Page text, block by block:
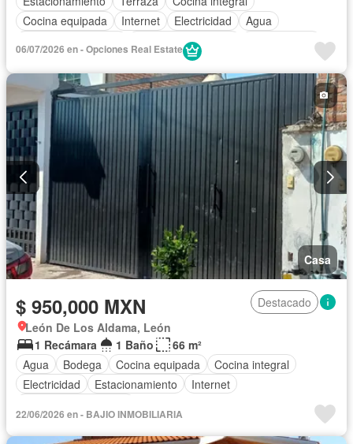
Cocina equipada
Internet Electricidad
Agua
Televisión por cable
06/07/2026 en - Opciones Real Estate
Casa
$ 950,000 MXN
Destacado
León De Los Aldama, León
1 Recámara
1 Baño
66 m²
Agua
Bodega Cocina equipada
Cocina integral
Electricidad
Estacionamiento
Internet
22/06/2026 en - BAJIO INMOBILIARIA